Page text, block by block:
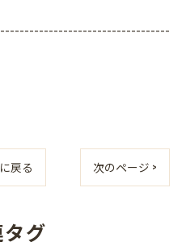
戻る 次のページ >
グ